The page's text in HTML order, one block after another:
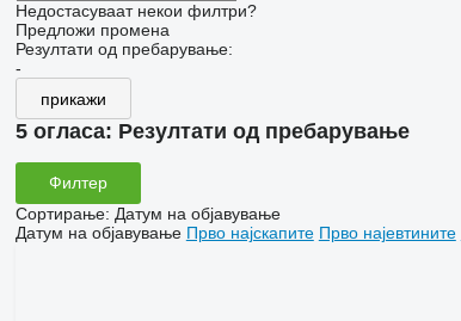
Недостасуваат некои филтри?
Предложи промена
Резултати од пребарување:
-
прикажи
5 огласа: Резултати од пребарување
Филтер
Сортирање: Датум на објавување
Датум на објавување Прво најскапите Прво најевтините